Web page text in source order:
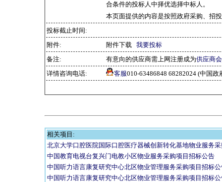
合条件的投标人中择优选择中标人。
本页面提供的内容是按照政府采购、招
投标截止时间:
附件:
附件下载 我要投标
备注:
有意向的供应商需上网注册成为供应商
详情咨询电话:
客服010-63486848 68282024 (中国
相关项目:
北京大学口腔医院国际口腔医疗器械创新转化基地物业服务
中国教育电视台复兴门电教小区物业服务采购项目招标公告
中国听力语言康复研究中心北区物业管理服务采购项目招标
中国听力语言康复研究中心北区物业管理服务采购项目招标